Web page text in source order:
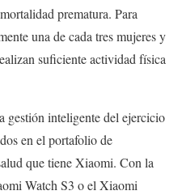
prematura. Para
una de cada tres mujeres y
suficiente actividad física
gestión inteligente del ejercicio
en el portafolio de
que tiene Xiaomi. Con la
Watch S3 o el Xiaomi